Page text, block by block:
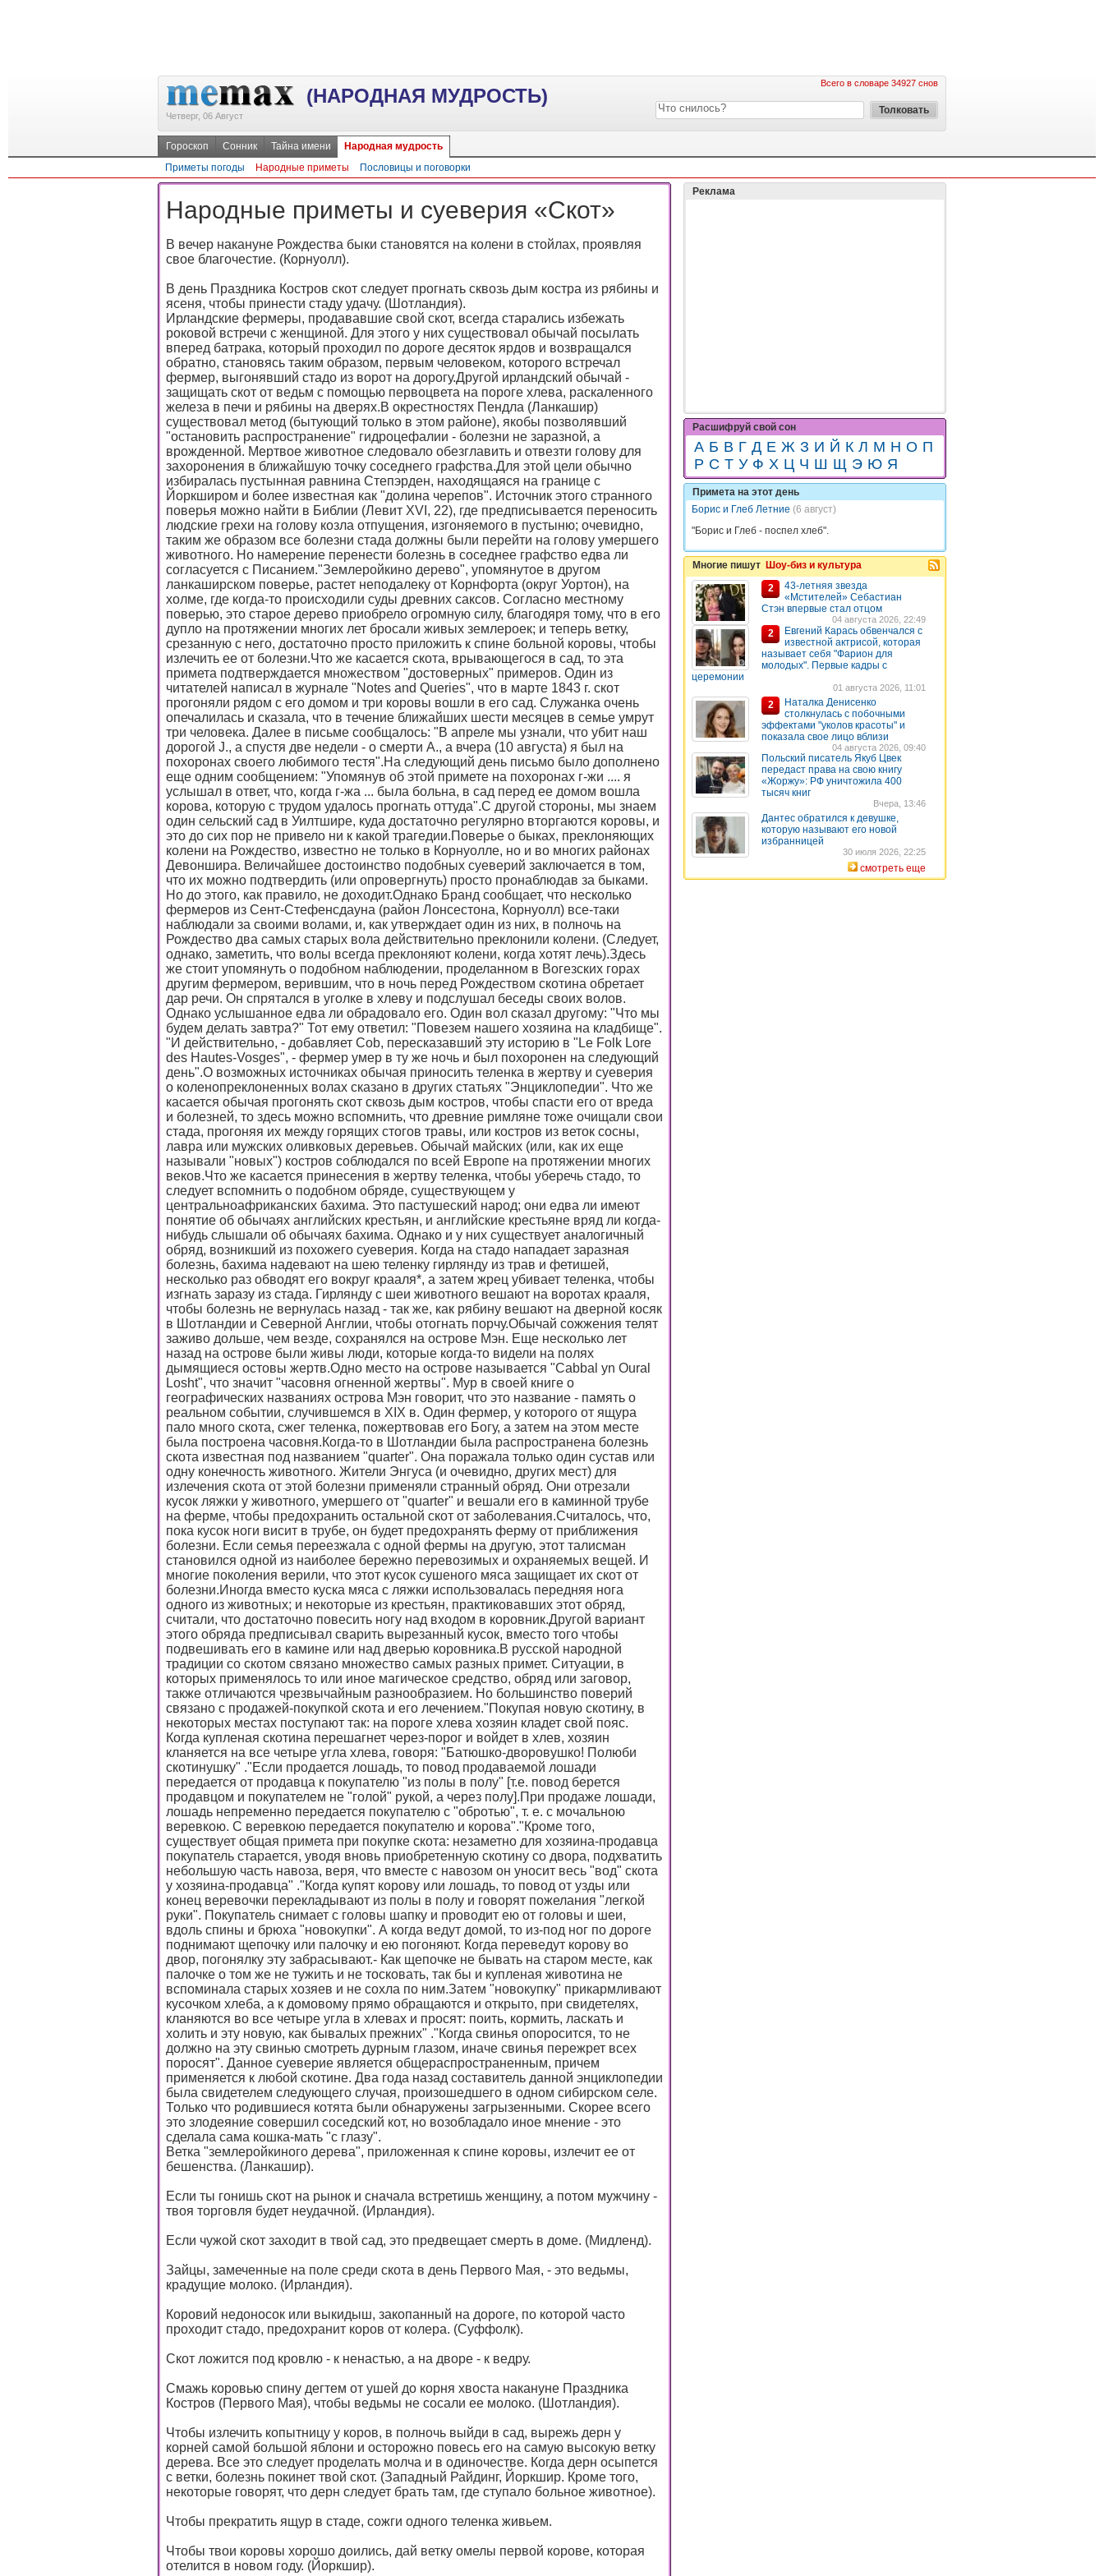
(НАРОДНАЯ МУДРОСТЬ)
Четверг, 06 Август
Всего в словаре 34927 снов
Гороскоп Сонник Тайна имени
Народная мудрость
Приметы погоды
Народные приметы Пословицы и поговорки
Народные приметы и суеверия «Скот»
В вечер накануне Рождества быки становятся на колени в стойлах, проявляя
свое благочестие. (Корнуолл).
В день Праздника Костров скот следует прогнать сквозь дым костра из рябины и
ясеня, чтобы принести стаду удачу. (Шотландия).
Ирландские фермеры, продававшие свой скот, всегда старались избежать
роковой встречи с женщиной. Для этого у них существовал обычай посылать
вперед батрака, который проходил по дороге десяток ярдов и возвращался
обратно, становясь таким образом, первым человеком, которого встречал
фермер, выгонявший стадо из ворот на дорогу.Другой ирландский обычай -
защищать скот от ведьм с помощью первоцвета на пороге хлева, раскаленного
железа в печи и рябины на дверях.В окрестностях Пендла (Ланкашир)
существовал метод (бытующий только в этом районе), якобы позволявший
"остановить распространение" гидроцефалии - болезни не заразной, а
врожденной. Мертвое животное следовало обезглавить и отвезти голову для
захоронения в ближайшую точку соседнего графства.Для этой цели обычно
избиралась пустынная равнина Степэрден, находящаяся на границе с
Йоркширом и более известная как "долина черепов". Источник этого странного
поверья можно найти в Библии (Левит XVI, 22), где предписывается переносить
людские грехи на голову козла отпущения, изгоняемого в пустыню; очевидно,
таким же образом все болезни стада должны были перейти на голову умершего
животного. Но намерение перенести болезнь в соседнее графство едва ли
согласуется с Писанием."Землеройкино дерево", упомянутое в другом
ланкаширском поверье, растет неподалеку от Корнфорта (округ Уортон), на
холме, где когда-то происходили суды древних саксов. Согласно местному
поверью, это старое дерево приобрело огромную силу, благодяря тому, что в его
дупло на протяжении многих лет бросали живых землероек; и теперь ветку,
срезанную с него, достаточно просто приложить к спине больной коровы, чтобы
излечить ее от болезни.Что же касается скота, врывающегося в сад, то эта
примета подтверждается множеством "достоверных" примеров. Один из
читателей написал в журнале "Notes and Queries", что в марте 1843 г. скот
прогоняли рядом с его домом и три коровы вошли в его сад. Служанка очень
опечалилась и сказала, что в течение ближайших шести месяцев в семье умрут
три человека. Далее в письме сообщалось: "В апреле мы узнали, что убит наш
дорогой J., а спустя две недели - о смерти А., а вчера (10 августа) я был на
похоронах своего любимого тестя".На следующий день письмо было дополнено
еще одним сообщением: "Упомянув об этой примете на похоронах г-жи .... я
услышал в ответ, что, когда г-жа ... была больна, в сад перед ее домом вошла
корова, которую с трудом удалось прогнать оттуда".С другой стороны, мы знаем
один сельский сад в Уилтшире, куда достаточно регулярно вторгаются коровы, и
это до сих пор не привело ни к какой трагедии.Поверье о быках, преклоняющих
колени на Рождество, известно не только в Корнуолле, но и во многих районах
Девоншира. Величайшее достоинство подобных суеверий заключается в том,
что их можно подтвердить (или опровергнуть) просто пронаблюдав за быками.
Но до этого, как правило, не доходит.Однако Бранд сообщает, что несколько
фермеров из Сент-Стефенсдауна (район Лонсестона, Корнуолл) все-таки
наблюдали за своими волами, и, как утверждает один из них, в полночь на
Рождество два самых старых вола действительно преклонили колени. (Следует,
однако, заметить, что волы всегда преклоняют колени, когда хотят лечь).Здесь
же стоит упомянуть о подобном наблюдении, проделанном в Вогезских горах
другим фермером, верившим, что в ночь перед Рождеством скотина обретает
дар речи. Он спрятался в уголке в хлеву и подслушал беседы своих волов.
Однако услышанное едва ли обрадовало его. Один вол сказал другому: "Что мы
будем делать завтра?" Тот ему ответил: "Повезем нашего хозяина на кладбище".
"И действительно, - добавляет Cob, пересказавший эту историю в "Le Folk Lore
des Hautes-Vosges", - фермер умер в ту же ночь и был похоронен на следующий
день".О возможных источниках обычая приносить теленка в жертву и суеверия
о коленопреклоненных волах сказано в других статьях "Энциклопедии". Что же
касается обычая прогонять скот сквозь дым костров, чтобы спасти его от вреда
и болезней, то здесь можно вспомнить, что древние римляне тоже очищали свои
стада, прогоняя их между горящих стогов травы, или костров из веток сосны,
лавра или мужских оливковых деревьев. Обычай майских (или, как их еще
называли "новых") костров соблюдался по всей Европе на протяжении многих
веков.Что же касается принесения в жертву теленка, чтобы уберечь стадо, то
следует вспомнить о подобном обряде, существующем у
центральноафриканских бахима. Это пастушеский народ; они едва ли имеют
понятие об обычаях английских крестьян, и английские крестьяне вряд ли когда-
нибудь слышали об обычаях бахима. Однако и у них существует аналогичный
обряд, возникший из похожего суеверия. Когда на стадо нападает заразная
болезнь, бахима надевают на шею теленку гирлянду из трав и фетишей,
несколько раз обводят его вокруг крааля*, а затем жрец убивает теленка, чтобы
изгнать заразу из стада. Гирлянду с шеи животного вешают на воротах крааля,
чтобы болезнь не вернулась назад - так же, как рябину вешают на дверной косяк
в Шотландии и Северной Англии, чтобы отогнать порчу.Обычай сожжения телят
заживо дольше, чем везде, сохранялся на острове Мэн. Еще несколько лет
назад на острове были живы люди, которые когда-то видели на полях
дымящиеся остовы жертв.Одно место на острове называется "Cabbal yn Oural
Losht", что значит "часовня огненной жертвы". Мур в своей книге о
географических названиях острова Мэн говорит, что это название - память о
реальном событии, случившемся в XIX в. Один фермер, у которого от ящура
пало много скота, сжег теленка, пожертвовав его Богу, а затем на этом месте
была построена часовня.Когда-то в Шотландии была распространена болезнь
скота известная под названием "quarter". Она поражала только один сустав или
одну конечность животного. Жители Энгуса (и очевидно, других мест) для
излечения скота от этой болезни применяли странный обряд. Они отрезали
кусок ляжки у животного, умершего от "quarter" и вешали его в каминной трубе
на ферме, чтобы предохранить остальной скот от заболевания.Считалось, что,
пока кусок ноги висит в трубе, он будет предохранять ферму от приближения
болезни. Если семья переезжала с одной фермы на другую, этот талисман
становился одной из наиболее бережно перевозимых и охраняемых вещей. И
многие поколения верили, что этот кусок сушеного мяса защищает их скот от
болезни.Иногда вместо куска мяса с ляжки использовалась передняя нога
одного из животных; и некоторые из крестьян, практиковавших этот обряд,
считали, что достаточно повесить ногу над входом в коровник.Другой вариант
этого обряда предписывал сварить вырезанный кусок, вместо того чтобы
подвешивать его в камине или над дверью коровника.В русской народной
традиции со скотом связано множество самых разных примет. Ситуации, в
которых применялось то или иное магическое средство, обряд или заговор,
также отличаются чрезвычайным разнообразием. Но большинство поверий
связано с продажей-покупкой скота и его лечением."Покупая новую скотину, в
некоторых местах поступают так: на пороге хлева хозяин кладет свой пояс.
Когда купленая скотина перешагнет через-порог и войдет в хлев, хозяин
кланяется на все четыре угла хлева, говоря: "Батюшко-дворовушко! Полюби
скотинушку" ."Если продается лошадь, то повод продаваемой лошади
передается от продавца к покупателю "из полы в полу" [т.е. повод берется
продавцом и покупателем не "голой" рукой, а через полу].При продаже лошади,
лошадь непременно передается покупателю с "обротью", т. е. с мочальною
веревкою. С веревкою передается покупателю и корова"."Кроме того,
существует общая примета при покупке скота: незаметно для хозяина-продавца
покупатель старается, уводя вновь приобретенную скотину со двора, подхватить
небольшую часть навоза, веря, что вместе с навозом он уносит весь "вод" скота
у хозяина-продавца" ."Когда купят корову или лошадь, то повод от узды или
конец веревочки перекладывают из полы в полу и говорят пожелания "легкой
руки". Покупатель снимает с головы шапку и проводит ею от головы и шеи,
вдоль спины и брюха "новокупки". А когда ведут домой, то из-под ног по дороге
поднимают щепочку или палочку и ею погоняют. Когда переведут корову во
двор, погонялку эту забрасывают.- Как щепочке не бывать на старом месте, как
палочке о том же не тужить и не тосковать, так бы и купленая животина не
вспоминала старых хозяев и не сохла по ним.Затем "новокупку" прикармливают
кусочком хлеба, а к домовому прямо обращаются и открыто, при свидетелях,
кланяются во все четыре угла в хлевах и просят: поить, кормить, ласкать и
холить и эту новую, как бывалых прежних" ."Когда свинья опоросится, то не
должно на эту свинью смотреть дурным глазом, иначе свинья пережрет всех
поросят". Данное суеверие является общераспространенным, причем
применяется к любой скотине. Два года назад составитель данной энциклопедии
была свидетелем следующего случая, произошедшего в одном сибирском селе.
Только что родившиеся котята были обнаружены загрызенными. Скорее всего
это злодеяние совершил соседский кот, но возобладало иное мнение - это
сделала сама кошка-мать "с глазу".
Ветка "землеройкиного дерева", приложенная к спине коровы, излечит ее от
бешенства. (Ланкашир).
Если ты гонишь скот на рынок и сначала встретишь женщину, а потом мужчину -
твоя торговля будет неудачной. (Ирландия).
Если чужой скот заходит в твой сад, это предвещает смерть в доме. (Мидленд).
Зайцы, замеченные на поле среди скота в день Первого Мая, - это ведьмы,
крадущие молоко. (Ирландия).
Коровий недоносок или выкидыш, закопанный на дороге, по которой часто
проходит стадо, предохранит коров от колера. (Суффолк).
Скот ложится под кровлю - к ненастью, а на дворе - к ведру.
Смажь коровью спину дегтем от ушей до корня хвоста накануне Праздника
Костров (Первого Мая), чтобы ведьмы не сосали ее молоко. (Шотландия).
Чтобы излечить копытницу у коров, в полночь выйди в сад, вырежь дерн у
корней самой большой яблони и осторожно повесь его на самую высокую ветку
дерева. Все это следует проделать молча и в одиночестве. Когда дерн осыпется
с ветки, болезнь покинет твой скот. (Западный Райдинг, Йоркшир. Кроме того,
некоторые говорят, что дерн следует брать там, где ступало больное животное).
Чтобы прекратить ящур в стаде, сожги одного теленка живьем.
Чтобы твои коровы хорошо доились, дай ветку омелы первой корове, которая
отелится в новом году. (Йоркшир).
Реклама
Расшифруй свой сон
А Б В Г Д Е Ж З И Й К Л М Н О П
Р С Т У Ф Х Ц Ч Ш Щ Э Ю Я
Примета на этот день
Борис и Глеб Летние (6 август)
"Борис и Глеб - поспел хлеб".
Многие пишут Шоу-биз и культура
2
43-летняя звезда
«Мстителей» Себастиан
Стэн впервые стал отцом
04 августа 2026, 22:49
2
Евгений Карась обвенчался с
известной актрисой, которая
называет себя "Фарион для
молодых". Первые кадры с
церемонии
01 августа 2026, 11:01
2
Наталка Денисенко
столкнулась с побочными
эффектами "уколов красоты" и
показала свое лицо вблизи
04 августа 2026, 09:40
Польский писатель Якуб Цвек
передаст права на свою книгу
«Жоржу»: РФ уничтожила 400
тысяч книг
Вчера, 13:46
Дантес обратился к девушке,
которую называют его новой
избранницей
30 июля 2026, 22:25
смотреть еще